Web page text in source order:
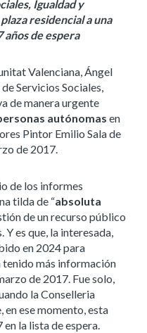
Igualdad y
residencial a una
años de espera
Valenciana, Ángel
Servicios Sociales,
de manera urgente
autónomas en
Pintor Emilio Sala de
de 2017.
de los informes
tilda de “absoluta
de un recurso público
es que, la interesada,
en 2024 para
más información
de 2017. Fue solo,
la Conselleria
ese momento, esta
la lista de espera.